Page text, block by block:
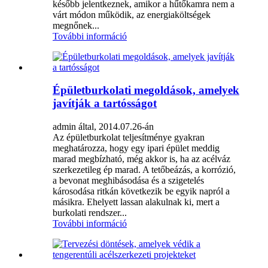
később jelentkeznek, amikor a hűtőkamra nem a
várt módon működik, az energiaköltségek
megnőnek...
További információ
Épületburkolati megoldások, amelyek
javítják a tartósságot
admin által, 2014.07.26-án
Az épületburkolat teljesítménye gyakran
meghatározza, hogy egy ipari épület meddig
marad megbízható, még akkor is, ha az acélváz
szerkezetileg ép marad. A tetőbeázás, a korrózió,
a bevonat meghibásodása és a szigetelés
károsodása ritkán következik be egyik napról a
másikra. Ehelyett lassan alakulnak ki, mert a
burkolati rendszer...
További információ